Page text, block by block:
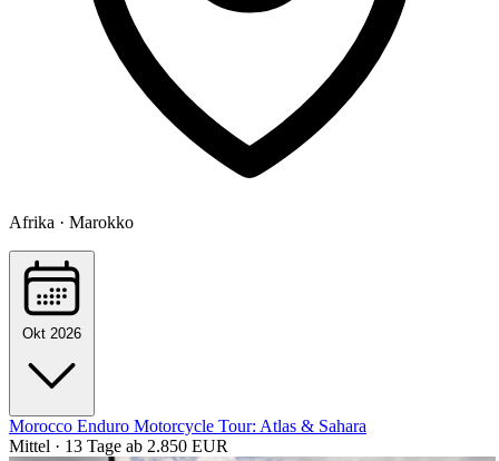
Afrika · Marokko
Okt 2026
Morocco Enduro Motorcycle Tour: Atlas & Sahara
Mittel · 13 Tage ab 2.850 EUR